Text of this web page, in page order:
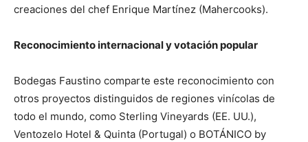
creaciones del chef Enrique Martínez (Mahercooks).
Reconocimiento internacional y votación popular
Bodegas Faustino comparte este reconocimiento con
otros proyectos distinguidos de regiones vinícolas de
todo el mundo, como Sterling Vineyards (EE. UU.),
Ventozelo Hotel & Quinta (Portugal) o BOTÁNICO by